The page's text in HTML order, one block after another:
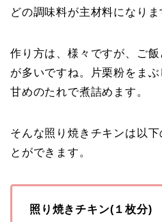
どの調味料が主材料になりま
作り方は、様々ですが、ご
が多いですね。片栗粉をまぶ
甘めのたれで煮詰めます。
そんな照り焼きチキンは以
とができます。
照り焼きチキン(１枚分)